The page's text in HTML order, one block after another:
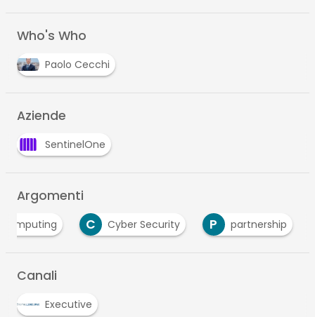
Who's Who
Paolo Cecchi
Aziende
SentinelOne
Argomenti
C Cyber Security P partnership
Canali
Executive